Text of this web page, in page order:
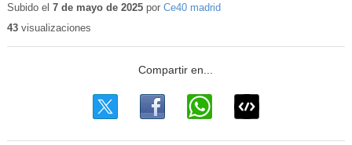
Subido el 7 de mayo de 2025por Ce40 madrid
43visualizaciones